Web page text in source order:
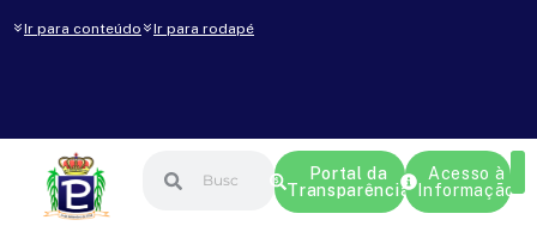
Ir para conteúdo Ir para rodapé
Portal da
Transparência
Acesso à
Informação